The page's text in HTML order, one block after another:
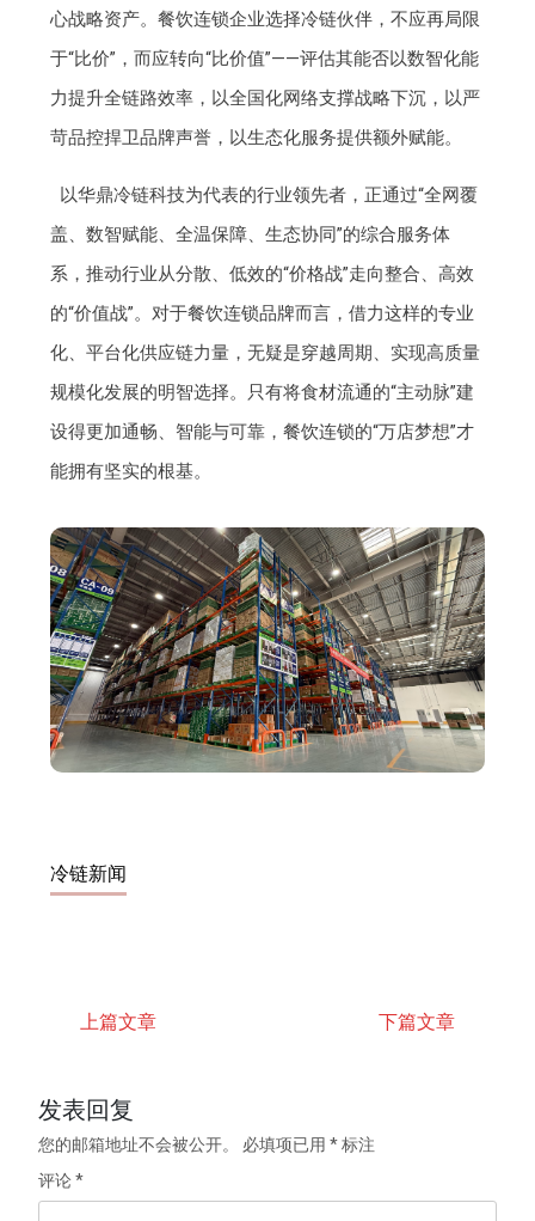
心战略资产。餐饮连锁企业选择冷链伙伴，不应再局限
于“比价”，而应转向“比价值”——评估其能否以数智化能
力提升全链路效率，以全国化网络支撑战略下沉，以严
苛品控捍卫品牌声誉，以生态化服务提供额外赋能。
以华鼎冷链科技为代表的行业领先者，正通过“全网覆
盖、数智赋能、全温保障、生态协同”的综合服务体
系，推动行业从分散、低效的“价格战”走向整合、高效
的“价值战”。对于餐饮连锁品牌而言，借力这样的专业
化、平台化供应链力量，无疑是穿越周期、实现高质量
规模化发展的明智选择。只有将食材流通的“主动脉”建
设得更加通畅、智能与可靠，餐饮连锁的“万店梦想”才
能拥有坚实的根基。
冷链新闻
上篇文章 下篇文章
发表回复
您的邮箱地址不会被公开。 必填项已用*标注
评论*